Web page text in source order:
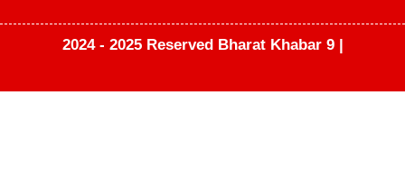
2024 - 2025 Reserved Bharat Khabar 9 |